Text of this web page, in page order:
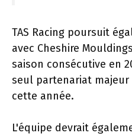
TAS Racing poursuit
avec Cheshire
saison consécutive en
seul partenariat majeur
cette année.
L'équipe devrait